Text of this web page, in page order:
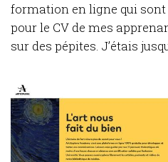
formation en ligne qui
pour le CV de mes
sur des pépites. J’étais